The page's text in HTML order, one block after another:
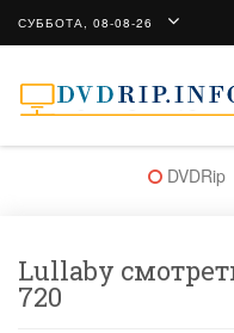
СУББОТА, 08-08-26
DVDRip
Lullaby
720